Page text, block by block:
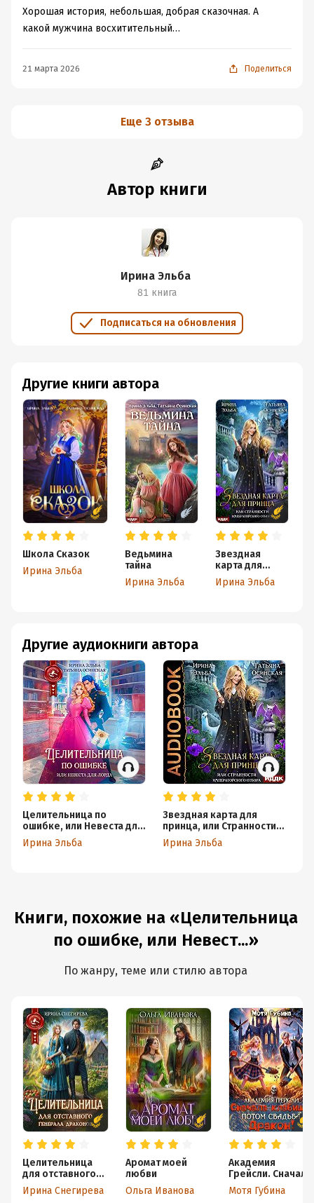
на поиски артефакта и своего счастья...
Милая, небольшая история о попытке снова стать
историю, и очень надеюсь, что это не последняя книга
по этому миру))
Хорошая история, небольшая, добрая сказочная. А
какой мужчина восхитительный…
21 марта 2026 Поделиться
Еще 3 отзыва
Автор книги
Ирина Эльба
81 книга
Подписаться на обновления
Другие книги автора
Школа Сказок
Ирина Эльба
Ведьмина
тайна
Ирина Эльба
Звездная
карта для
принца, или
Странности
Ирина Эльба
Другие аудиокниги автора
Целительница по
ошибке, или Невеста для
лорда
Ирина Эльба
Звездная карта для
принца, или Странности
императорского отбора
Ирина Эльба
Книги, похожие на «Целительница
по ошибке, или Невест...»
По жанру, теме или стилю автора
Целительница
для отставного
генерала
драконов
Ирина Снегирева
Аромат моей
любви
Ольга Иванова
Академия
Грейсли. Сначала
кладбище, потом
свадьба, Дракон!
Мотя Губина